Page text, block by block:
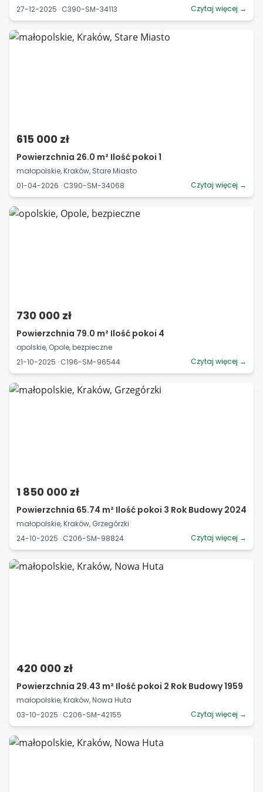
27-12-2025 · C390-SM-34113
Czytaj więcej →
615 000 zł
Powierzchnia 26.0 m² Ilość pokoi 1
małopolskie, Kraków, Stare Miasto
01-04-2026 · C390-SM-34068
Czytaj więcej →
730 000 zł
Powierzchnia 79.0 m² Ilość pokoi 4
opolskie, Opole, bezpieczne
21-10-2025 · C196-SM-96544
Czytaj więcej →
1 850 000 zł
Powierzchnia 65.74 m² Ilość pokoi 3 Rok Budowy 2024
małopolskie, Kraków, Grzegórzki
24-10-2025 · C206-SM-98824
Czytaj więcej →
420 000 zł
Powierzchnia 29.43 m² Ilość pokoi 2 Rok Budowy 1959
małopolskie, Kraków, Nowa Huta
03-10-2025 · C206-SM-42155
Czytaj więcej →